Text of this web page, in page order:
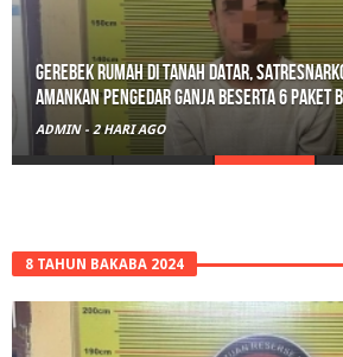
Gerebek Rumah di Tanah Datar,
Amankan Pengedar Ganja Beserta 6 Paket
ADMIN - 2 HARI AGO
8 TAHUN BAKABA 2024